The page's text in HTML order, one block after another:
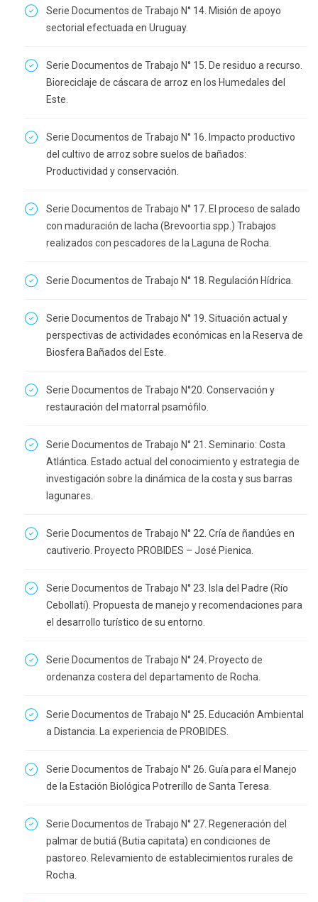
Serie Documentos de Trabajo N° 14. Misión de apoyo
sectorial efectuada en Uruguay.
Serie Documentos de Trabajo N° 15. De residuo a recurso.
Bioreciclaje de cáscara de arroz en los Humedales del
Este.
Serie Documentos de Trabajo N° 16. Impacto productivo
del cultivo de arroz sobre suelos de bañados:
Productividad y conservación.
Serie Documentos de Trabajo N° 17. El proceso de salado
con maduración de lacha (Brevoortia spp.) Trabajos
realizados con pescadores de la Laguna de Rocha.
Serie Documentos de Trabajo N° 18. Regulación Hídrica.
Serie Documentos de Trabajo N° 19. Situación actual y
perspectivas de actividades económicas en la Reserva de
Biosfera Bañados del Este.
Serie Documentos de Trabajo N°20. Conservación y
restauración del matorral psamófilo.
Serie Documentos de Trabajo N° 21. Seminario: Costa
Atlántica. Estado actual del conocimiento y estrategia de
investigación sobre la dinámica de la costa y sus barras
lagunares.
Serie Documentos de Trabajo N° 22. Cría de ñandúes en
cautiverio. Proyecto PROBIDES – José Pienica.
Serie Documentos de Trabajo N° 23. Isla del Padre (Río
Cebollatí). Propuesta de manejo y recomendaciones para
el desarrollo turístico de su entorno.
Serie Documentos de Trabajo N° 24. Proyecto de
ordenanza costera del departamento de Rocha.
Serie Documentos de Trabajo N° 25. Educación Ambiental
a Distancia. La experiencia de PROBIDES.
Serie Documentos de Trabajo N° 26. Guía para el Manejo
de la Estación Biológica Potrerillo de Santa Teresa.
Serie Documentos de Trabajo N° 27. Regeneración del
palmar de butiá (Butia capitata) en condiciones de
pastoreo. Relevamiento de establecimientos rurales de
Rocha.